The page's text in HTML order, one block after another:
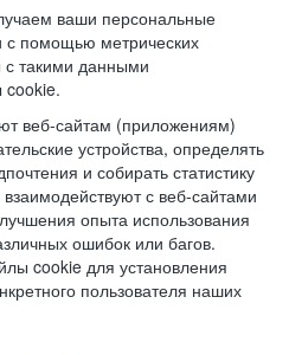
ваши персональные
с помощью метрических
такими данными
веб-сайтам (приложениям)
устройства, определять
и собирать статистику
взаимодействуют с веб-сайтами
опыта использования
ошибок или багов.
cookie для установления
пользователя наших